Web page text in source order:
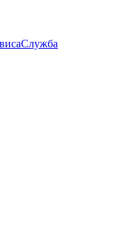
Служба